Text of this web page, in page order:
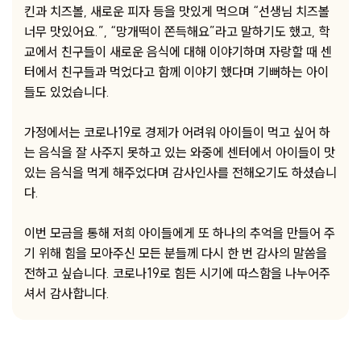
킨과 치즈볼, 새로운 피자 등을 맛있게 먹으며 “선생님 치즈볼
너무 맛있어요.”, “망개떡이 쫀득해요”라고 말하기도 했고, 학
교에서 친구들이 새로운 음식에 대해 이야기하며 자랑할 때 센
터에서 친구들과 먹었다고 함께 이야기 했다며 기뻐하는 아이
들도 있었습니다.
가정에서는 코로나19로 경제가 어려워 아이들이 먹고 싶어 하
는 음식을 잘 사주지 못하고 있는 와중에 센터에서 아이들이 맛
있는 음식을 먹게 해주었다며 감사인사를 전해오기도 하셨습니
다.
이번 모금을 통해 저희 아이들에게 또 하나의 추억을 만들어 주
기 위해 힘을 모아주신 모든 분들께 다시 한 번 감사의 말씀을
전하고 싶습니다. 코로나19로 힘든 시기에 따스함을 나누어주
셔서 감사합니다.